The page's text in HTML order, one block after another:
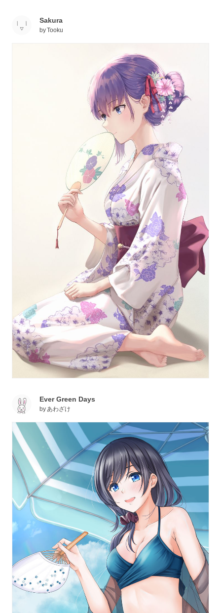
Sakura
byTooku
Ever Green Days
byあわざけ